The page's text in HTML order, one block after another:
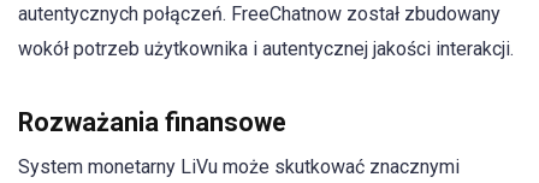
autentycznych połączeń. FreeChatnow został zbudowany
wokół potrzeb użytkownika i autentycznej jakości interakcji.
Rozważania finansowe
System monetarny LiVu może skutkować znacznymi